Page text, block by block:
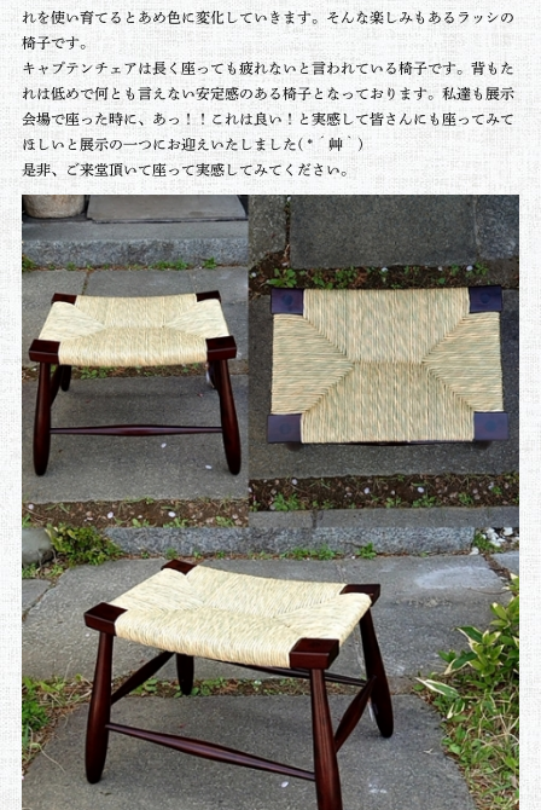
れを使い育てるとあめ色に変化していきます。そんな楽しみもあるラッシの
椅子です。
キャプテンチェアは長く座っても疲れないと言われている椅子です。背もた
れは低めで何とも言えない安定感のある椅子となっております。私達も展示
会場で座った時に、あっ！！これは良い！と実感して皆さんにも座ってみて
ほしいと展示の一つにお迎えいたしました( *´艸｀)
是非、ご来堂頂いて座って実感してみてください。